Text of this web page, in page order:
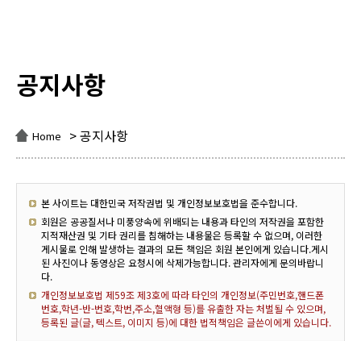
공지사항
Home > 공지사항
본 사이트는 대한민국 저작권법 및 개인정보보호법을 준수합니다.
회원은 공공질서나 미풍양속에 위배되는 내용과 타인의 저작권을 포함한
지적재산권 및 기타 권리를 침해하는 내용물은 등록할 수 없으며, 이러한
게시물로 인해 발생하는 결과의 모든 책임은 회원 본인에게 있습니다.게시
된 사진이나 동영상은 요청시에 삭제가능합니다. 관리자에게 문의바랍니
다.
개인정보보호법 제59조 제3호에 따라 타인의 개인정보(주민번호,핸드폰
번호,학년-반-번호,학번,주소,혈액형 등)를 유출한 자는 처벌될 수 있으며,
등록된 글(글, 텍스트, 이미지 등)에 대한 법적책임은 글쓴이에게 있습니다.